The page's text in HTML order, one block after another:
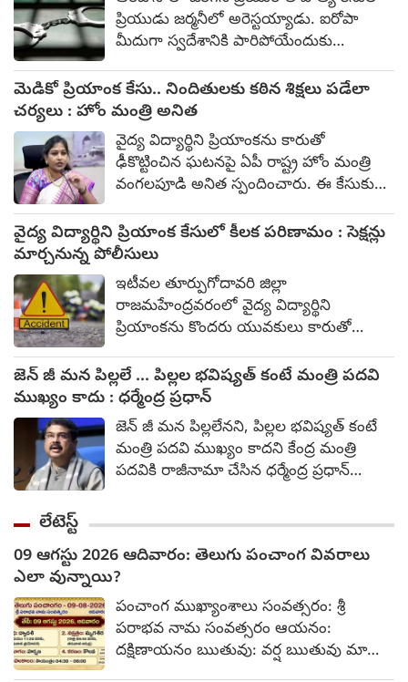
ఎమ్మెల్యే గ్యాన్ తివారీ అల్లుడు.
ప్రియుడు జర్మనీలో అరెస్టయ్యాడు. ఐరోపా
మీదుగా స్వదేశానికి పారిపోయేందుకు
గుర్తించి అదుపులోకి తీసుకున్నారు.
నిందితుడుని వరుణ్‌ బచ్చిగారిగా గుర్తించారు.
మెడికో ప్రియాంక కేసు.. నిందితులకు కఠిన శిక్షలు పడేలా
చర్యలు : హోం మంత్రి అనిత
వైద్య విద్యార్థిని ప్రియాంకను కారుతో
ఢీకొట్టించిన ఘటనపై ఏపీ రాష్ట్ర హోం మంత్రి
వంగలపూడి అనిత స్పందించారు. ఈ కేసుకు
దర్యాప్తు పురోగతి, తదుపరి తీసుకోవాల్సిన
చర్యలపై వివరాలు అడిగి తెలుసుకున్నట్టు
చెప్పారు. నిందితులపై కఠిన చర్యలు
తీసుకోవాలని పోలీసులను ఆదేశించినట్టు
తెలిపారు.
వైద్య విద్యార్థిని ప్రియాంక కేసులో కీలక పరిణామం : సెక్షన్లు
మార్చనున్న పోలీసులు
ఇటీవల తూర్పుగోదావరి జిల్లా
రాజమహేంద్రవరంలో వైద్య విద్యార్థిని
ప్రియాంకను కొందరు యువకులు కారుతో
వెలుగులోకి వస్తున్నాయి. ఈ కేసు వివరాలను
జిల్లా ఎస్పీ నరసింహ కిషోర్‌ ఆదివారం
మీడియాకు వెల్లడించారు. 'ఈ నెల 3న
ప్రియాంక తన స్నేహితుడితో కలిసి సినిమా చూసి
తిరిగి వస్తున్నారు. ఆ సమయంలో మద్యం తాగి
నిందితులు మాల్‌లోకి వచ్చారు. మద్యం
సిబ్బంది అనుమతించలేదు.
జెన్ జీ మన పిల్లలే ... పిల్లల భవిష్యత్ కంటే మంత్రి పదవి
ముఖ్యం కాదు : ధర్మేంద్ర ప్రధాన్
జెన్ జీ మన పిల్లలేనని, పిల్లల భవిష్యత్ కంటే
మంత్రి పదవి ముఖ్యం కాదని కేంద్ర మంత్రి
పదవికి రాజీనామా చేసిన ధర్మేంద్ర ప్రధాన్
తర్వాత ఆయన స్పందిస్తూ, నీట్ పేపర్ లీక్
వ్యవహారంపై జరిగిన ఆందోళనల్లో జెన్ జీని
కొందరు తప్పుదోవ పట్టించేందుకు
ప్రయత్నించారని ఆయన ఆరోపించారు.
లేటెస్ట్
09 ఆగస్టు 2026 ఆదివారం: తెలుగు పంచాంగ వివరాలు
ఎలా వున్నాయి?
పంచాంగ ముఖ్యాంశాలు సంవత్సరం: శ్రీ
పరాభవ నామ సంవత్సరం ఆయనం:
దక్షిణాయనం ఋతువు: వర్ష ఋతువు మాసం: